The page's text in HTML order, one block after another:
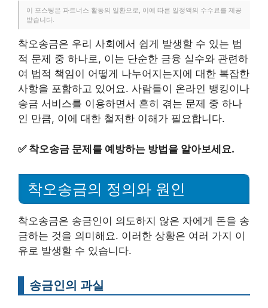
이 포스팅은 파트너스 활동의 일환으로, 이에 따른 일정액의 수수료를 제공
받습니다.
착오송금은 우리 사회에서 쉽게 발생할 수 있는 법
적 문제 중 하나로, 이는 단순한 금융 실수와 관련하
여 법적 책임이 어떻게 나누어지는지에 대한 복잡한
사항을 포함하고 있어요. 사람들이 온라인 뱅킹이나
송금 서비스를 이용하면서 흔히 겪는 문제 중 하나
인 만큼, 이에 대한 철저한 이해가 필요합니다.
✅ 착오송금 문제를 예방하는 방법을 알아보세요.
착오송금의 정의와 원인
착오송금은 송금인이 의도하지 않은 자에게 돈을 송
금하는 것을 의미해요. 이러한 상황은 여러 가지 이
유로 발생할 수 있습니다.
송금인의 과실